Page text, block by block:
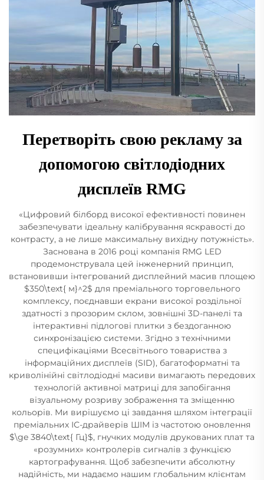
Перетворіть свою рекламу за
допомогою світлодіодних
дисплеїв RMG
«Цифровий білборд високої ефективності повинен
забезпечувати ідеальну калібрування яскравості до
контрасту, а не лише максимальну вихідну потужність».
Заснована в 2016 році компанія RMG LED
продемонструвала цей інженерний принцип,
встановивши інтегрований дисплейний масив площею
$350\text{ м}^2$ для преміального торговельного
комплексу, поєднавши екрани високої роздільної
здатності з прозорим склом, зовнішні 3D-панелі та
інтерактивні підлогові плитки з бездоганною
синхронізацією системи. Згідно з технічними
специфікаціями Всесвітнього товариства з
інформаційних дисплеїв (SID), багатоформатні та
криволінійні світлодіодні масиви вимагають передових
технологій активної матриці для запобігання
візуальному розриву зображення та зміщенню
кольорів. Ми вирішуємо ці завдання шляхом інтеграції
преміальних ІС-драйверів ШІМ із частотою оновлення
$\ge 3840\text{ Гц}$, гнучких модулів друкованих плат та
«розумних» контролерів сигналів з функцією
картографування. Щоб забезпечити абсолютну
надійність, ми надаємо нашим глобальним клієнтам